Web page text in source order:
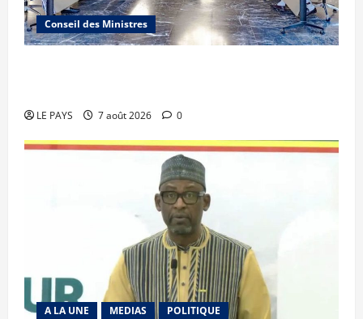
Conseil des Ministres
LE PAYS 7 août 2026 0
A LA UNE MEDIAS POLITIQUE